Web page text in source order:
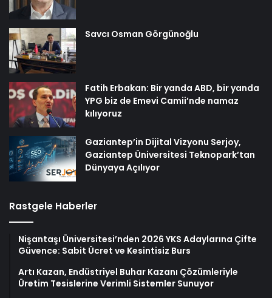
Savcı Osman Görgünoğlu
Fatih Erbakan: Bir yanda ABD, bir yanda
YPG biz de Emevi Camii’nde namaz
kılıyoruz
Gaziantep’in Dijital Vizyonu Serjoy,
Gaziantep Üniversitesi Teknopark’tan
Dünyaya Açılıyor
Rastgele Haberler
Nişantaşı Üniversitesi’nden 2026 YKS Adaylarına Çifte
Güvence: Sabit Ücret ve Kesintisiz Burs
Artı Kazan, Endüstriyel Buhar Kazanı Çözümleriyle
Üretim Tesislerine Verimli Sistemler Sunuyor